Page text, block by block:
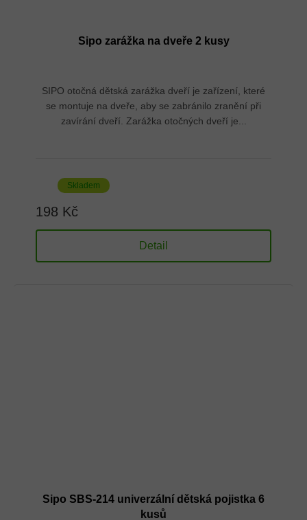
Sipo zarážka na dveře 2 kusy
SIPO otočná dětská zarážka dveří je zařízení, které
se montuje na dveře, aby se zabránilo zranění při
zavírání dveří. Zarážka otočných dveří je...
Skladem
198 Kč
Detail
Sipo SBS-214 univerzální dětská pojistka 6
kusů